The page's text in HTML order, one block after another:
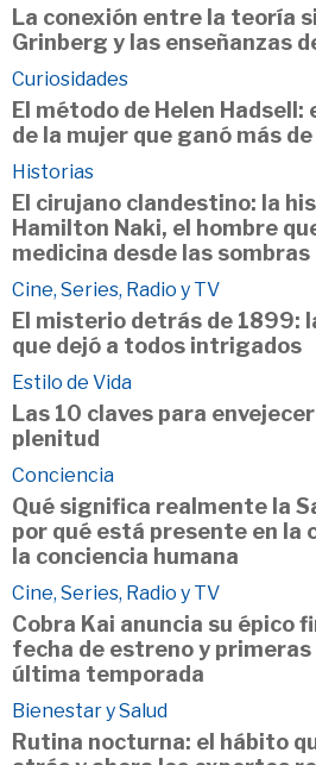
La conexión entre la teoría
Grinberg y las enseñanzas
Curiosidades
El método de Helen
de la mujer que ganó más
Historias
El cirujano clandestino: la
Hamilton Naki, el hombre
medicina desde las sombras
Cine, Series, Radio y TV
El misterio detrás de 1899:
que dejó a todos intrigados
Estilo de Vida
Las 10 claves para
plenitud
Conciencia
Qué significa realmente la
por qué está presente en la
la conciencia humana
Cine, Series, Radio y TV
Cobra Kai anuncia su épico
fecha de estreno y primeras
última temporada
Bienestar y Salud
Rutina nocturna: el hábito